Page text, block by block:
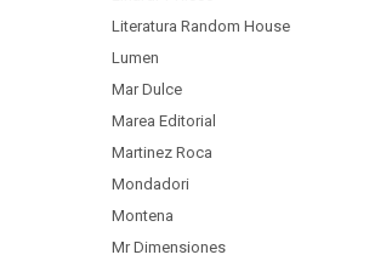
Literatura Random House
Lumen
Mar Dulce
Marea Editorial
Martinez Roca
Mondadori
Montena
Mr Dimensiones